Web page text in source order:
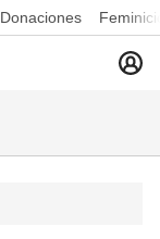
Donaciones